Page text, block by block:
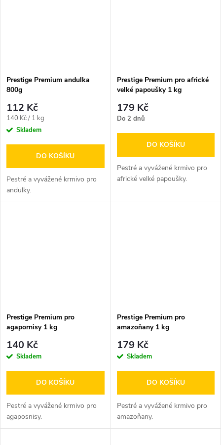
Prestige Premium andulka
800g
112 Kč
Měrná
cena:
140 Kč / 1 kg
Skladem
DO KOŠÍKU
Pestré a vyvážené krmivo pro
andulky.
Prestige Premium pro africké
velké papoušky 1 kg
179 Kč
Do 2 dnů
DO KOŠÍKU
Pestré a vyvážené krmivo pro
africké velké papoušky.
Prestige Premium pro
agapornisy 1 kg
140 Kč
Skladem
DO KOŠÍKU
Pestré a vyvážené krmivo pro
agaposnisy.
Prestige Premium pro
amazoňany 1 kg
179 Kč
Skladem
DO KOŠÍKU
Pestré a vyvážené krmivo pro
amazoňany.